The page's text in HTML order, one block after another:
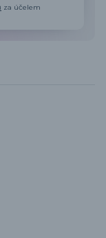
za účelem